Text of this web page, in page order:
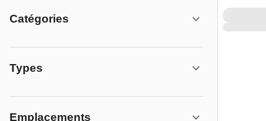
Catégories
Types
Emplacements